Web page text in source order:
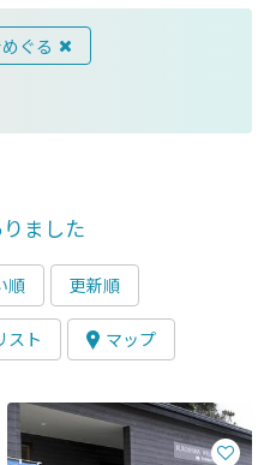
ぐる
ました
順 更新順
スト マップ